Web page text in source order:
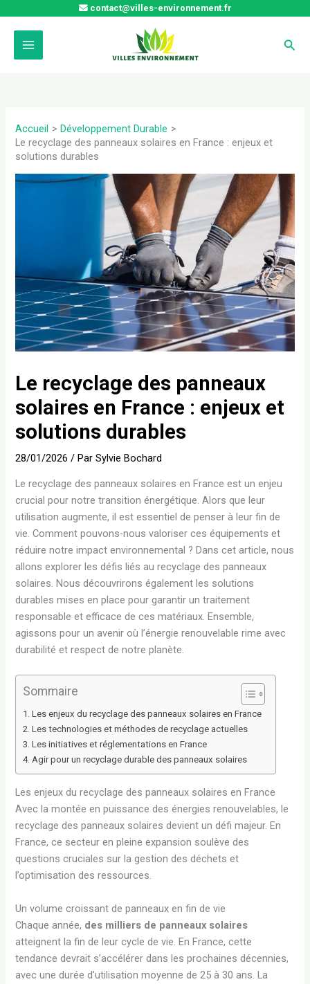
contenu
contact@villes-environnement.fr
Accueil
Développement Durable
Le recyclage des panneaux solaires en France : enjeux et
solutions durables
Le recyclage des panneaux
solaires en France : enjeux et
solutions durables
28/01/2026/ ParSylvie Bochard
Le recyclage des panneaux solaires en France est un enjeu
crucial pour notre transition énergétique. Alors que leur
utilisation augmente, il est essentiel de penser à leur fin de
vie. Comment pouvons-nous valoriser ces équipements et
réduire notre impact environnemental ? Dans cet article, nous
allons explorer les défis liés au recyclage des panneaux
solaires. Nous découvrirons également les solutions
durables mises en place pour garantir un traitement
responsable et efficace de ces matériaux. Ensemble,
agissons pour un avenir où l’énergie renouvelable rime avec
durabilité et respect de notre planète.
Sommaire
Les enjeux du recyclage des panneaux solaires en France
Les technologies et méthodes de recyclage actuelles
Les initiatives et réglementations en France
Agir pour un recyclage durable des panneaux solaires
Les enjeux du recyclage des panneaux solaires en France
Avec la montée en puissance des énergies renouvelables, le
recyclage des panneaux solaires devient un défi majeur. En
France, ce secteur en pleine expansion soulève des
questions cruciales sur la gestion des déchets et
l’optimisation des ressources.
Un volume croissant de panneaux en fin de vie
Chaque année, des milliers de panneaux solaires
atteignent la fin de leur cycle de vie. En France, cette
tendance devrait s’accélérer dans les prochaines décennies,
avec une durée d’utilisation moyenne de 25 à 30 ans. La